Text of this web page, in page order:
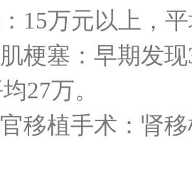
15万元以上，平
梗塞：早期发
27万。
移植手术：肾